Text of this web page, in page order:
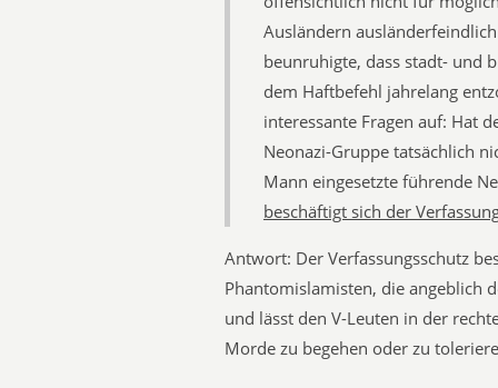
Ausländern
beunruhigte, dass stadt- und
dem Haftbefehl jahrelang
interessante Fragen auf: Hat
Neonazi-Gruppe tatsächlich
Mann eingesetzte führende
beschäftigt sich der
Antwort: Der Verfassungsschutz
Phantomislamisten, die angeblich
und lässt den V-Leuten in der
Morde zu begehen oder zu